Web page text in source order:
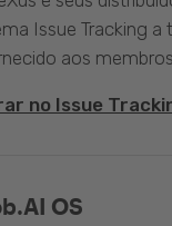
Issue Tracking
aos
no Issue
OS